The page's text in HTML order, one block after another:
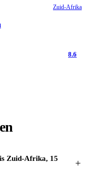
Zuid-Afrika
8.6
Zuid-Afrika, 15
+